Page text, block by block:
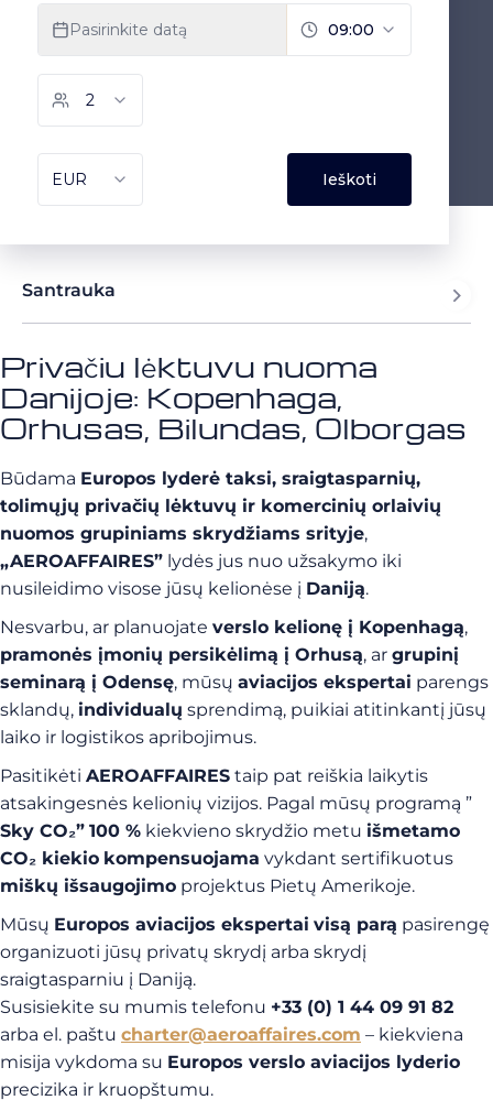
Santrauka
Privačiu lėktuvu nuoma
Danijoje: Kopenhaga,
Orhusas, Bilundas, Olborgas
Būdama Europos lyderė taksi, sraigtasparnių,
tolimųjų privačių lėktuvų ir komercinių orlaivių
nuomos grupiniams skrydžiams srityje,
„AEROAFFAIRES” lydės jus nuo užsakymo iki
nusileidimo visose jūsų kelionėse į Daniją.
Nesvarbu, ar planuojate verslo kelionę į Kopenhagą,
pramonės įmonių persikėlimą į Orhusą, ar grupinį
seminarą į Odensę, mūsų aviacijos ekspertai parengs
sklandų, individualų sprendimą, puikiai atitinkantį jūsų
laiko ir logistikos apribojimus.
Pasitikėti AEROAFFAIRES taip pat reiškia laikytis
atsakingesnės kelionių vizijos. Pagal mūsų programą ”
Sky CO₂” 100 % kiekvieno skrydžio metu išmetamo
CO₂ kiekio kompensuojama vykdant sertifikuotus
miškų išsaugojimo projektus Pietų Amerikoje.
Mūsų Europos aviacijos ekspertai visą parą pasirengę
organizuoti jūsų privatų skrydį arba skrydį
sraigtasparniu į Daniją.
Susisiekite su mumis telefonu +33 (0) 1 44 09 91 82
arba el. paštu charter@aeroaffaires.com – kiekviena
misija vykdoma su Europos verslo aviacijos lyderio
precizika ir kruopštumu.